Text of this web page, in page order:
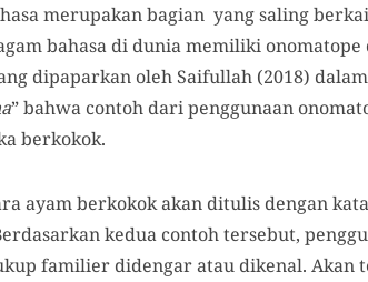
merupakan bagian yang saling
bahasa di dunia memiliki onomatope
dipaparkan oleh Saifullah (2018)
” bahwa contoh dari penggunaan
berkokok.
ayam berkokok akan ditulis dengan
kedua contoh tersebut,
familier didengar atau dikenal. Akan